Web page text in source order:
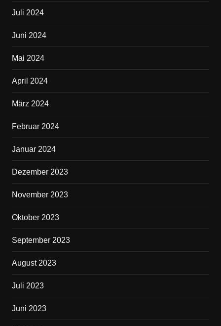
Juli 2024
Juni 2024
Mai 2024
April 2024
März 2024
Februar 2024
Januar 2024
Dezember 2023
November 2023
Oktober 2023
September 2023
August 2023
Juli 2023
Juni 2023